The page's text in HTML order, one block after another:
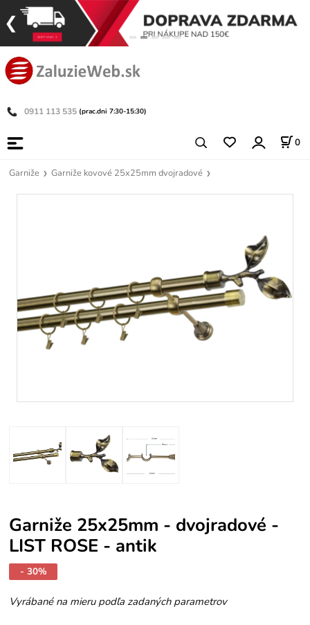
0911 113 535 (prac.dni 7:30-15:30)
0
Garniže Garniže kovové 25x25mm dvojradové
Garniže 25x25mm - dvojradové -
LIST ROSE - antik
- 30%
Vyrábané na mieru podľa zadaných parametrov